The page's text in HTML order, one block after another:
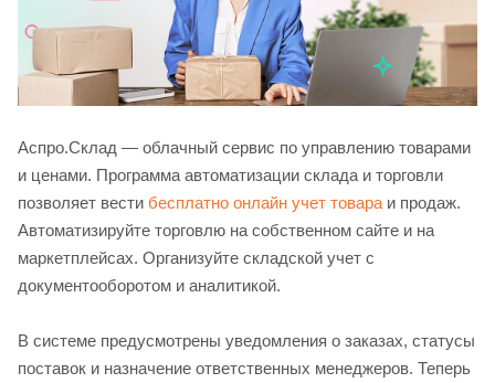
Аспро.Склад — облачный сервис по управлению товарами
и ценами. Программа автоматизации склада и торговли
позволяет вести бесплатно онлайн учет товара и продаж.
Автоматизируйте торговлю на собственном сайте и на
маркетплейсах. Организуйте складской учет с
документооборотом и аналитикой.
В системе предусмотрены уведомления о заказах, статусы
поставок и назначение ответственных менеджеров. Теперь